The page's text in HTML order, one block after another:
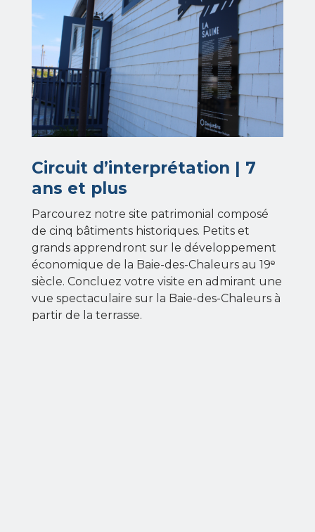
Circuit d’interprétation | 7
ans et plus
Parcourez notre site patrimonial composé
de cinq bâtiments historiques. Petits et
grands apprendront sur le développement
économique de la Baie-des-Chaleurs au 19ᵉ
siècle. Concluez votre visite en admirant une
vue spectaculaire sur la Baie-des-Chaleurs à
partir de la terrasse.